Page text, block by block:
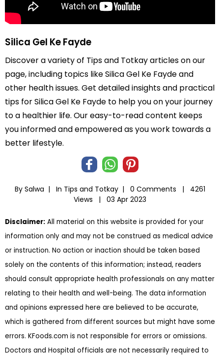
Silica Gel Ke Fayde
Discover a variety of Tips and Totkay articles on our
page, including topics like Silica Gel Ke Fayde and
other health issues. Get detailed insights and practical
tips for Silica Gel Ke Fayde to help you on your journey
to a healthier life. Our easy-to-read content keeps
you informed and empowered as you work towards a
better lifestyle.
By Salwa | In Tips and Totkay | 0 Comments |
4261
Views |
03 Apr 2023
Disclaimer: All material on this website is provided for your
information only and may not be construed as medical advice
or instruction. No action or inaction should be taken based
solely on the contents of this information; instead, readers
should consult appropriate health professionals on any matter
relating to their health and well-being. The data information
and opinions expressed here are believed to be accurate,
which is gathered from different sources but might have some
errors. KFoods.com is not responsible for errors or omissions.
Doctors and Hospital officials are not necessarily required to